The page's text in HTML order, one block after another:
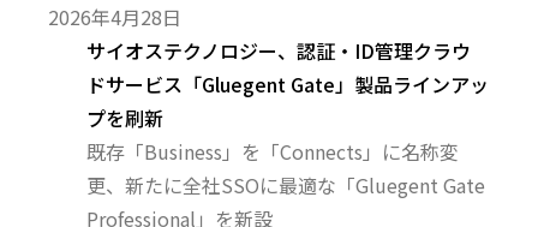
2026年4月28日
サイオステクノロジー、認証・ID管理クラウ
ドサービス「Gluegent Gate」製品ラインアッ
プを刷新
既存「Business」を「Connects」に名称変
更、新たに全社SSOに最適な「Gluegent Gate
Professional」を新設